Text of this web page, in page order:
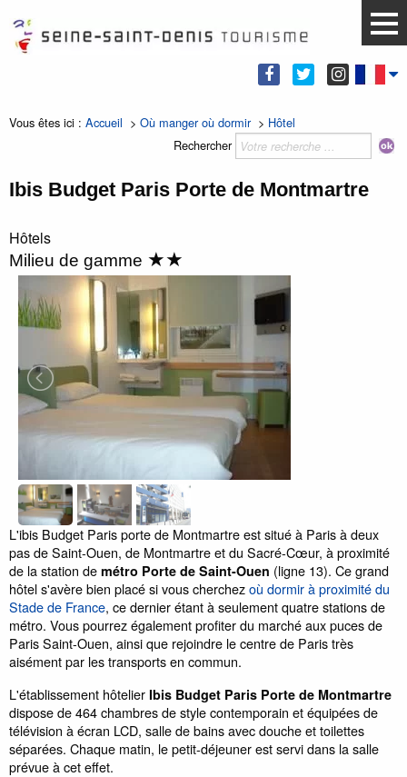
Vous êtes ici : Accueil > Où manger où dormir> Hôtel
Rechercher
Ibis Budget Paris Porte de Montmartre
Hôtels
Milieu de gamme ★★
L'ibis Budget Paris porte de Montmartre est situé à Paris à deux
pas de Saint-Ouen, de Montmartre et du Sacré-Cœur, à proximité
de la station de métro Porte de Saint-Ouen (ligne 13). Ce grand
hôtel s'avère bien placé si vous cherchezoù dormir à proximité du
Stade de France, ce dernier étant à seulement quatre stations de
métro. Vous pourrez également profiter du marché aux puces de
Paris Saint-Ouen, ainsi que rejoindre le centre de Paris très
aisément par les transports en commun.
L'établissement hôtelier Ibis Budget Paris Porte de Montmartre
dispose de 464 chambres de style contemporain et équipées de
télévision à écran LCD, salle de bains avec douche et toilettes
séparées. Chaque matin, le petit-déjeuner est servi dans la salle
prévue à cet effet.